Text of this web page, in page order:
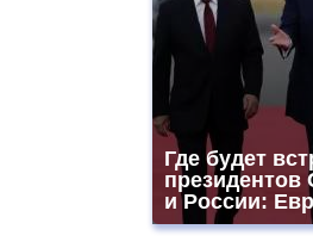
Где будет
и России: